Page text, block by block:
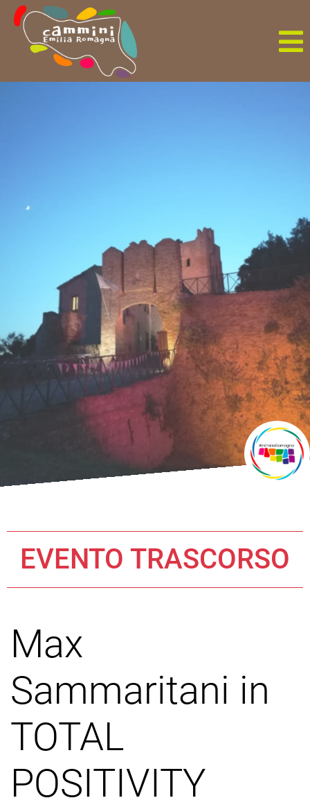
EVENTO TRASCORSO
Max
Sammaritani in
TOTAL
POSITIVITY